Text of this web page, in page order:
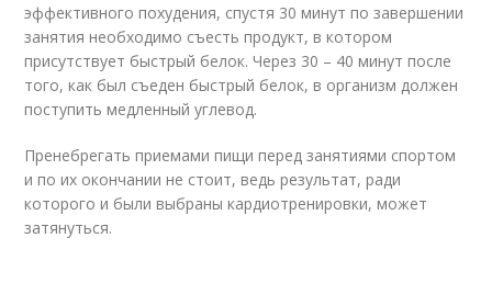
эффективного похудения, спустя 30 минут по завершении
занятия необходимо съесть продукт, в котором
присутствует быстрый белок. Через 30 – 40 минут после
того, как был съеден быстрый белок, в организм должен
поступить медленный углевод.
Пренебрегать приемами пищи перед занятиями спортом
и по их окончании не стоит, ведь результат, ради
которого и были выбраны кардиотренировки, может
затянуться.